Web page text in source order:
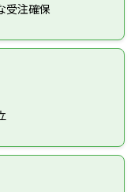
受注確保